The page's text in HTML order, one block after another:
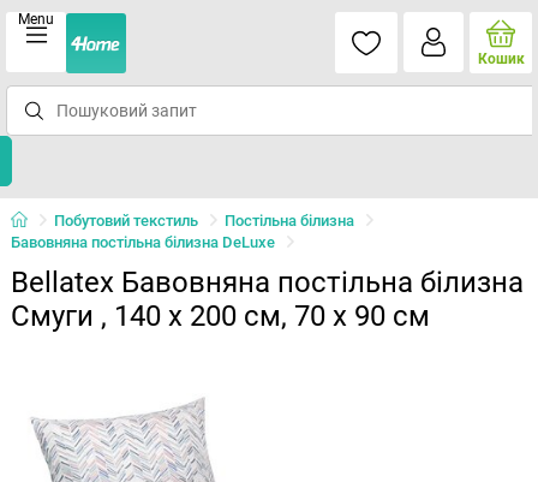
Menu
Кошик
Побутовий текстиль
Постільна білизна
Бавовняна постільна білизна DeLuxe
Bellatex Бавовняна постільна білизна
Смуги , 140 х 200 см, 70 х 90 см